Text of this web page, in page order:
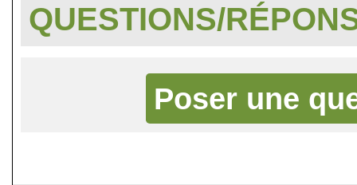
QUESTIONS/
Poser une